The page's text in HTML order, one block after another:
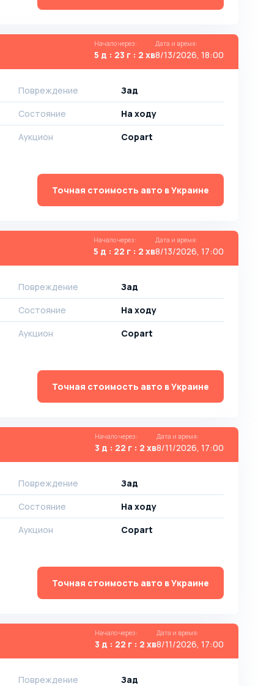
Начало через:
5 д : 23 г : 2 хв
Дата и время:
8/13/2026, 18:00
Повреждение
Зад
Состояние
На ходу
Аукцион
Copart
Точная стоимость авто в Украине
Начало через:
5 д : 22 г : 2 хв
Дата и время:
8/13/2026, 17:00
Повреждение
Зад
Состояние
На ходу
Аукцион
Copart
Точная стоимость авто в Украине
Начало через:
3 д : 22 г : 2 хв
Дата и время:
8/11/2026, 17:00
Повреждение
Зад
Состояние
На ходу
Аукцион
Copart
Точная стоимость авто в Украине
Начало через:
3 д : 22 г : 2 хв
Дата и время:
8/11/2026, 17:00
Повреждение
Зад